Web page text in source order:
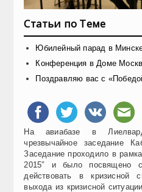
Статьи по Теме
Юбилейный парад в
Конференция в Доме
Поздравляю вас с
На авиабазе в
чрезвычайное заседание
Заседание проходило в
2015″ и было посвящено
действовать в кризисной
выхода из кризисной